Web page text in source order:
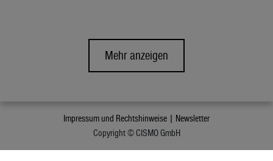
Mehr anzeigen
Impressum und Rechtshinweise | Newsletter
Copyright © CISMO GmbH